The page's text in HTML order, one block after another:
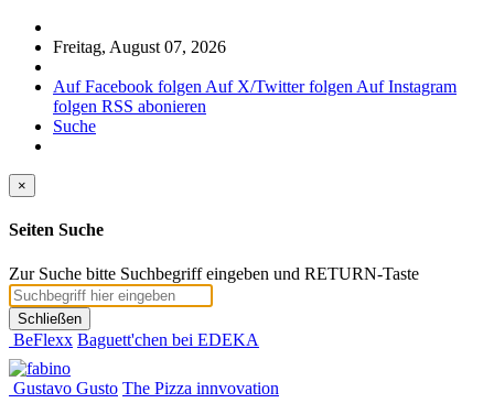
Freitag, August 07, 2026
Auf Facebook folgen Auf X/Twitter folgen Auf Instagram
folgen RSS abonieren
Suche
×
Seiten Suche
Zur Suche bitte Suchbegriff eingeben und RETURN-Taste
Schließen
BeFlexx Baguett'chen bei EDEKA
Gustavo Gusto The Pizza innvovation